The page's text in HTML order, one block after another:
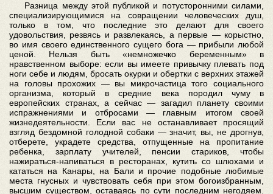
Разница между этой публикой и потусторонними силами,
специализирующимися на совращении человеческих душ,
только в том, что последние это делают для своего
удовольствия, резвясь и развлекаясь, а первые — корыстно,
во имя своего единственного сущего бога — прибыли любой
ценой. Нельзя быть «немножечко беременным» в
нравственном выборе: если вы имеете привычку плевать под
ноги себе и людям, бросать окурки и обертки с верхних этажей
на головы прохожих — вы микрочастица того социального
организма, который в средние века породил чуму в
европейских странах, а сейчас — загадил планету своими
испражнениями и отбросами — главным итогом своей
жизнедеятельности. Если вас не останавливает просящий
взгляд бездомной голодной собаки — значит, вы, не дрогнув,
отберете, украдете средства, отпущенные на пропитание
ребенка, зарплату учителей, пенсии стариков, чтобы
нажираться-напиваться в ресторанах, кутить со шлюхами и
кататься на Канары, на Бали и прочие подобные любимые
места гнусных и чувствовать себя при этом богоизбранным,
высшим существом, оставаясь по сути последним негодяем.